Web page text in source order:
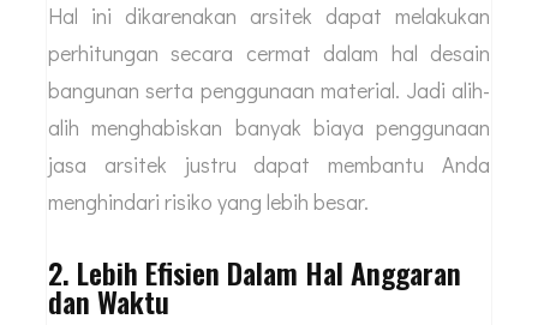
Hal ini dikarenakan arsitek dapat melakukan
perhitungan secara cermat dalam hal desain
bangunan serta penggunaan material. Jadi alih-
alih menghabiskan banyak biaya penggunaan
jasa arsitek justru dapat membantu Anda
menghindari risiko yang lebih besar.
2. Lebih Efisien Dalam Hal Anggaran
dan Waktu